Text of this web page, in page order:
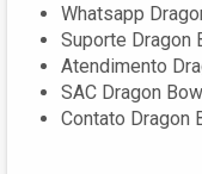
Whatsapp
Suporte Dragon
Atendimento
SAC Dragon
Contato Dragon